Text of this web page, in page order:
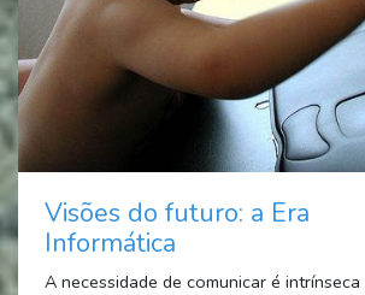
Visões do futuro: a Era
Informática
A necessidade de comunicar é